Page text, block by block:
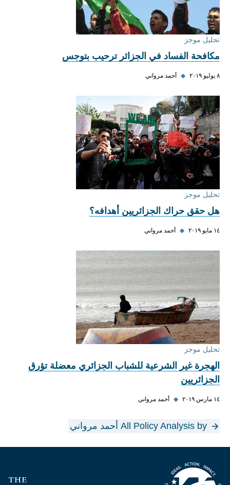
تحليل موجز
مكافحة الفساد في الجزائر ترحيب بتوجس
٨ يوليو ٢٠١٩ ◆ أحمد مرواني
تحليل موجز
هل حقق حراك الجزائريين أهدافه؟
١٤ مايو ٢٠١٩ ◆ أحمد مرواني
تحليل موجز
الهجرة غير الشرعية للشباب الجزائري معضلة تؤرق
الجزائريين
١٤ مارس ٢٠١٩ ◆ أحمد مرواني
All Policy Analysis by أحمد مرواني